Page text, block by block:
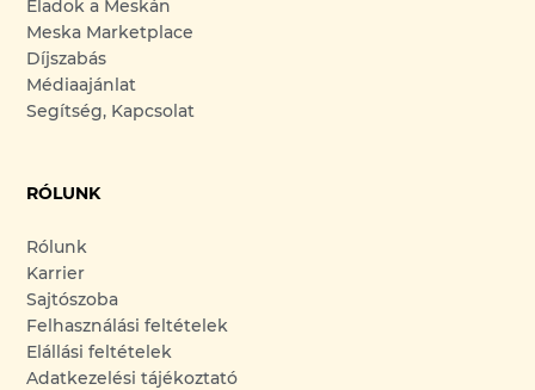
Eladok a Meskán
Meska Marketplace
Díjszabás
Médiaajánlat
Segítség, Kapcsolat
RÓLUNK
Rólunk
Karrier
Sajtószoba
Felhasználási feltételek
Elállási feltételek
Adatkezelési tájékoztató